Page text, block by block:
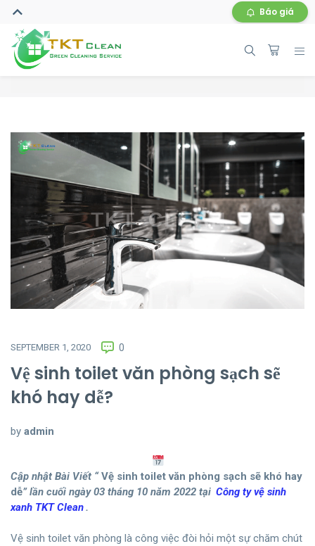
Báo giá
SEPTEMBER 1, 2020 0
Vệ sinh toilet văn phòng sạch sẽ
khó hay dễ?
by admin
Cập nhật Bài Viết “Vệ sinh toilet văn phòng sạch sẽ khó hay
dễ” lần cuối ngày 03 tháng 10 năm 2022 tại Công ty vệ sinh
xanh TKT Clean.
Vệ sinh toilet văn phòng là công việc đòi hỏi một sự chăm chút